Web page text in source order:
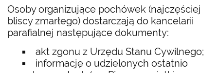
Osoby organizujące pochówek (najczęściej
bliscy zmarłego) dostarczają do kancelarii
parafialnej następujące dokumenty:
akt zgonu z Urzędu Stanu Cywilnego;
informację o udzielonych ostatnio